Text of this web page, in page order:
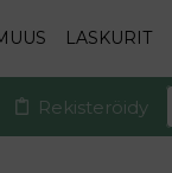
LASKURIT
Rekisteröidy